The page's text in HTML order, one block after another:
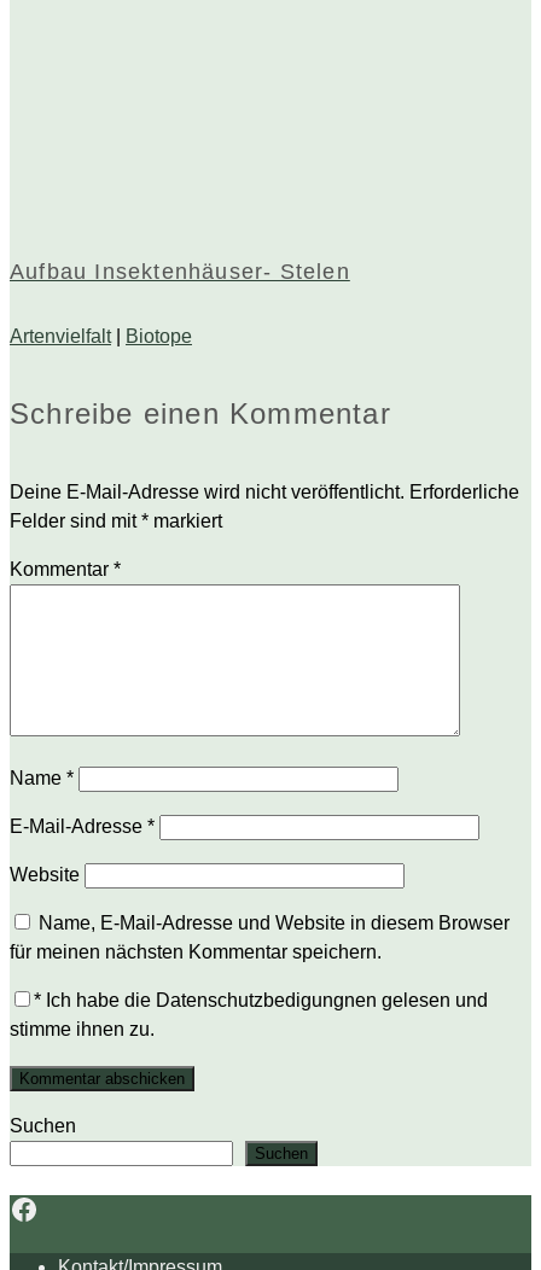
Aufbau Insektenhäuser- Stelen
Artenvielfalt| Biotope
Schreibe einen Kommentar
Deine E-Mail-Adresse wird nicht veröffentlicht. Erforderliche
Felder sind mit* markiert
Kommentar *
Name *
E-Mail-Adresse *
Website
Name, E-Mail-Adresse und Website in diesem Browser
für meinen nächsten Kommentar speichern.
* Ich habe die Datenschutzbedigungnen gelesen und
stimme ihnen zu.
Suchen
Suchen
Facebook